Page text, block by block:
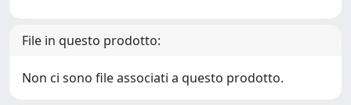
File in questo prodotto:
Non ci sono file associati a questo prodotto.